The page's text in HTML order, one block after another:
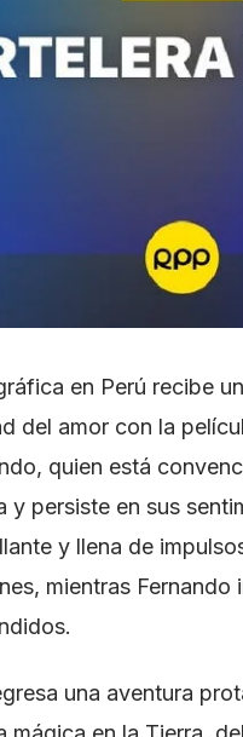
en Perú recibe
del amor con la
quien está
y persiste en sus
y llena de
mientras
una aventura